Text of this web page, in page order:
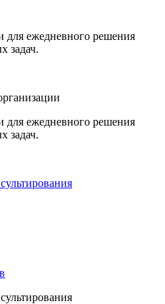
ежедневного решения
задач.
ежедневного решения
задач.